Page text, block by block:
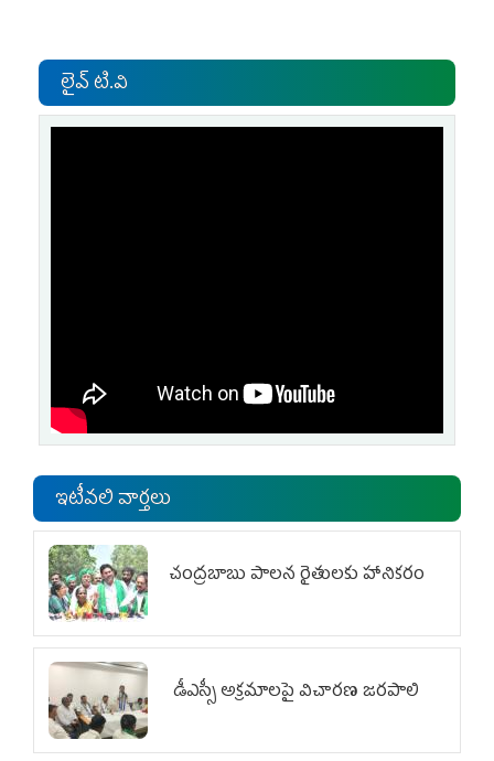
లైవ్ టి.వి
ఇటీవలి వార్తలు
చంద్రబాబు పాలన రైతులకు హానికరం
డీఎస్సీ అక్రమాలపై విచారణ జరపాలి